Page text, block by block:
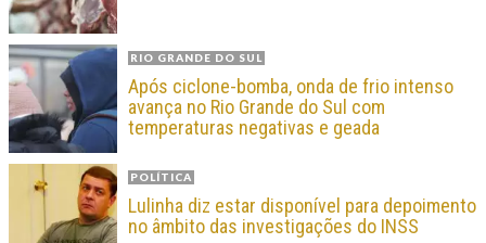
RIO GRANDE DO SUL
Após ciclone-bomba, onda de frio intenso
avança no Rio Grande do Sul com
temperaturas negativas e geada
POLÍTICA
Lulinha diz estar disponível para depoimento
no âmbito das investigações do INSS